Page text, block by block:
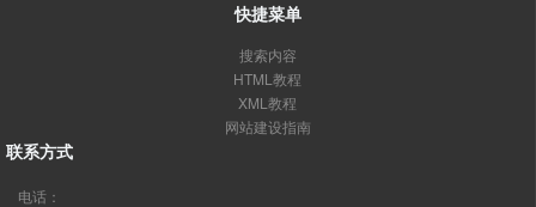
快捷菜单
搜索内容
HTML教程
XML教程
网站建设指南
联系方式
电话：